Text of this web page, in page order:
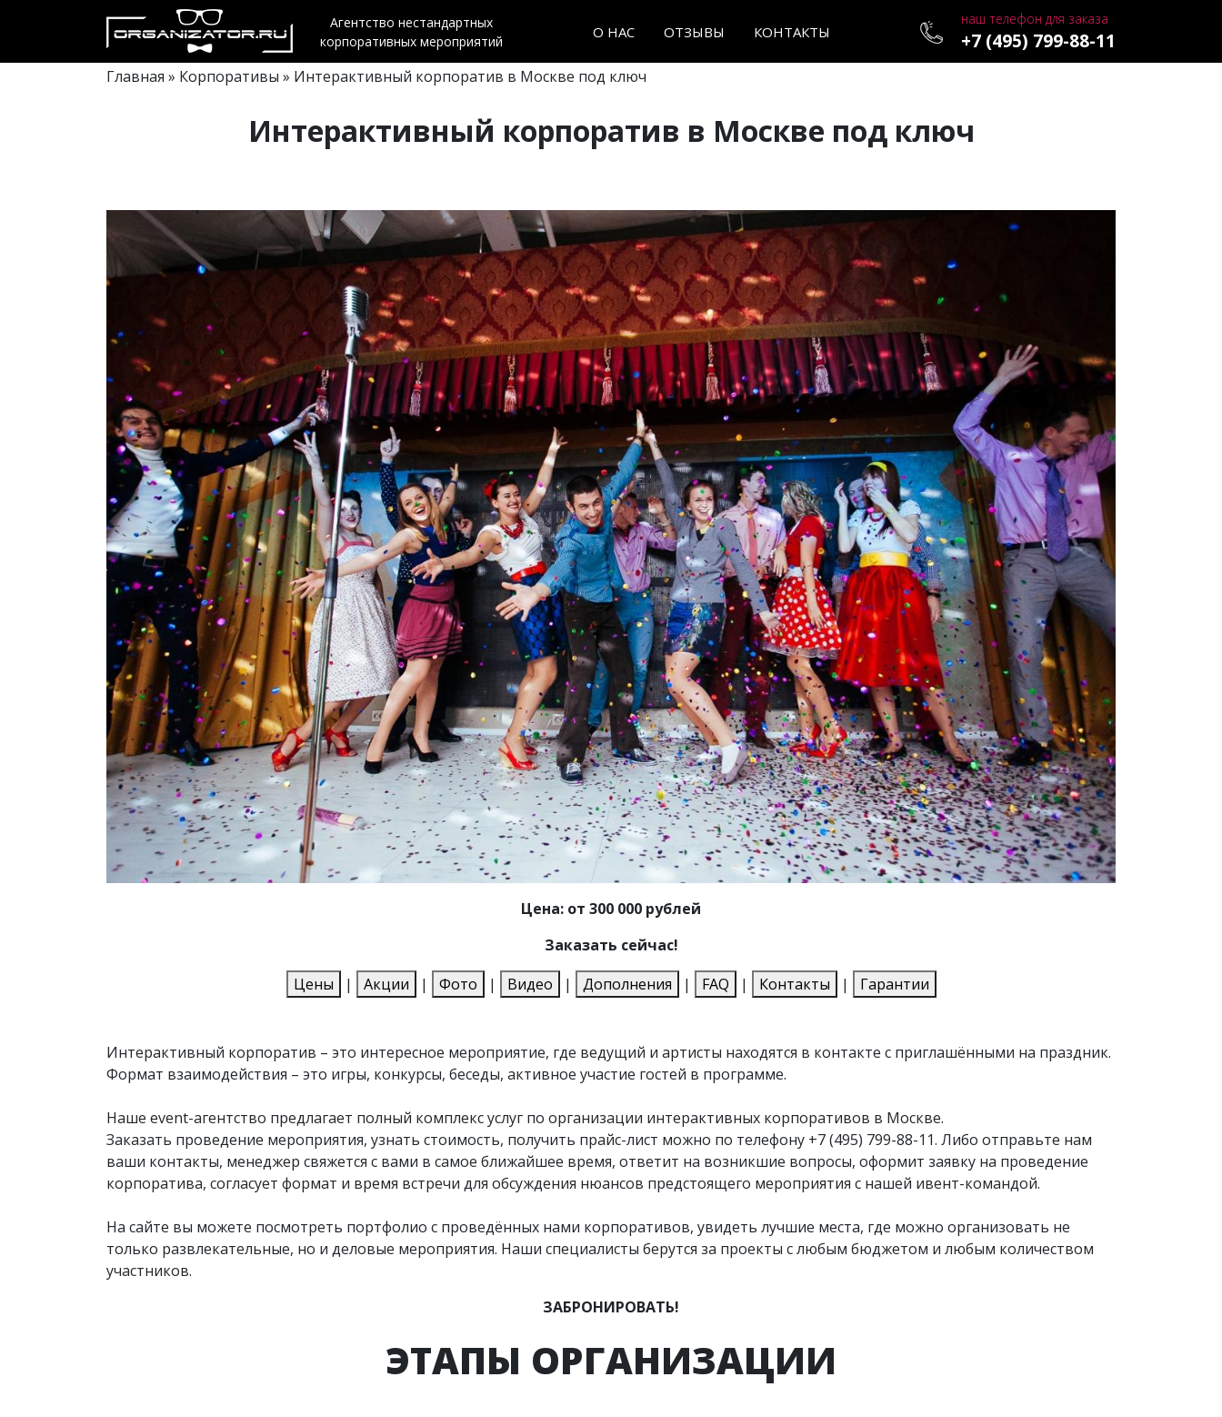
Агентство нестандартных
корпоративных мероприятий
О НАС ОТЗЫВЫ КОНТАКТЫ
наш телефон для заказа
+7 (495) 799-88-11
Главная » Корпоративы » Интерактивный корпоратив в Москве под ключ
Интерактивный корпоратив в Москве под ключ
Цена: от 300 000 рублей
Заказать сейчас!
Цены
| Акции | Фото | Видео | Дополнения | FAQ | Контакты | Гарантии
Интерактивный корпоратив – это интересное мероприятие, где ведущий и артисты находятся в контакте с приглашёнными на праздник.
Формат взаимодействия – это игры, конкурсы, беседы, активное участие гостей в программе.
Наше event-агентство предлагает полный комплекс услуг по организации интерактивных корпоративов в Москве.
Заказать проведение мероприятия, узнать стоимость, получить прайс-лист можно по телефону +7 (495) 799-88-11. Либо отправьте нам
ваши контакты, менеджер свяжется с вами в самое ближайшее время, ответит на возникшие вопросы, оформит заявку на проведение
корпоратива, согласует формат и время встречи для обсуждения нюансов предстоящего мероприятия с нашей ивент-командой.
На сайте вы можете посмотреть портфолио с проведённых нами корпоративов, увидеть лучшие места, где можно организовать не
только развлекательные, но и деловые мероприятия. Наши специалисты берутся за проекты с любым бюджетом и любым количеством
участников.
ЗАБРОНИРОВАТЬ!
ЭТАПЫ ОРГАНИЗАЦИИ